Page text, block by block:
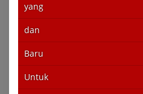
yang
dan
Baru
Untuk